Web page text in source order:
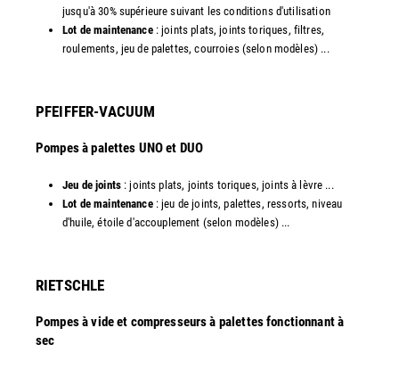
jusqu'à 30% supérieure suivant les conditions d'utilisation
Lot de maintenance: joints plats, joints toriques, filtres,
roulements, jeu de palettes, courroies (selon modèles) ...​
PFEIFFER-VACUUM
Pompes à palettes UNO et DUO
Jeu de joints: joints plats, joints toriques, joints à lèvre ...
Lot de maintenance: jeu de joints, palettes, ressorts, niveau
d'huile, étoile d'accouplement (selon modèles) ...​​
RIETSCHLE
Pompes à vide et compresseurs à palettes fonctionnant à
sec